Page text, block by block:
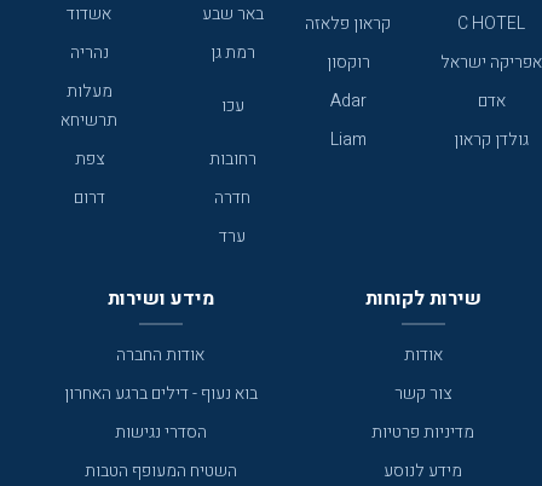
C HOTEL
קראון פלאזה
אפריקה ישראל
רוקסון
אדם
Adar
גולדן קראון
Liam
באר שבע
אשדוד
רמת גן
נהריה
עכו
מעלות
תרשיחא
רחובות
צפת
חדרה
דרום
ערד
שירות לקוחות
אודות
צור קשר
מדיניות פרטיות
מידע לנוסע
מידע ושירות
אודות החברה
בוא נעוף - דילים ברגע האחרון
הסדרי נגישות
השטיח המעופף הטבות